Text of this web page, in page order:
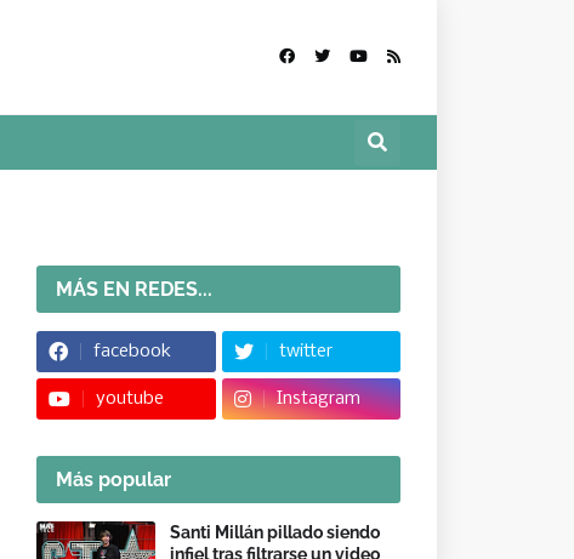
MÁS EN REDES...
facebook twitter
youtube Instagram
Más popular
Santi Millán pillado siendo
infiel tras filtrarse un video